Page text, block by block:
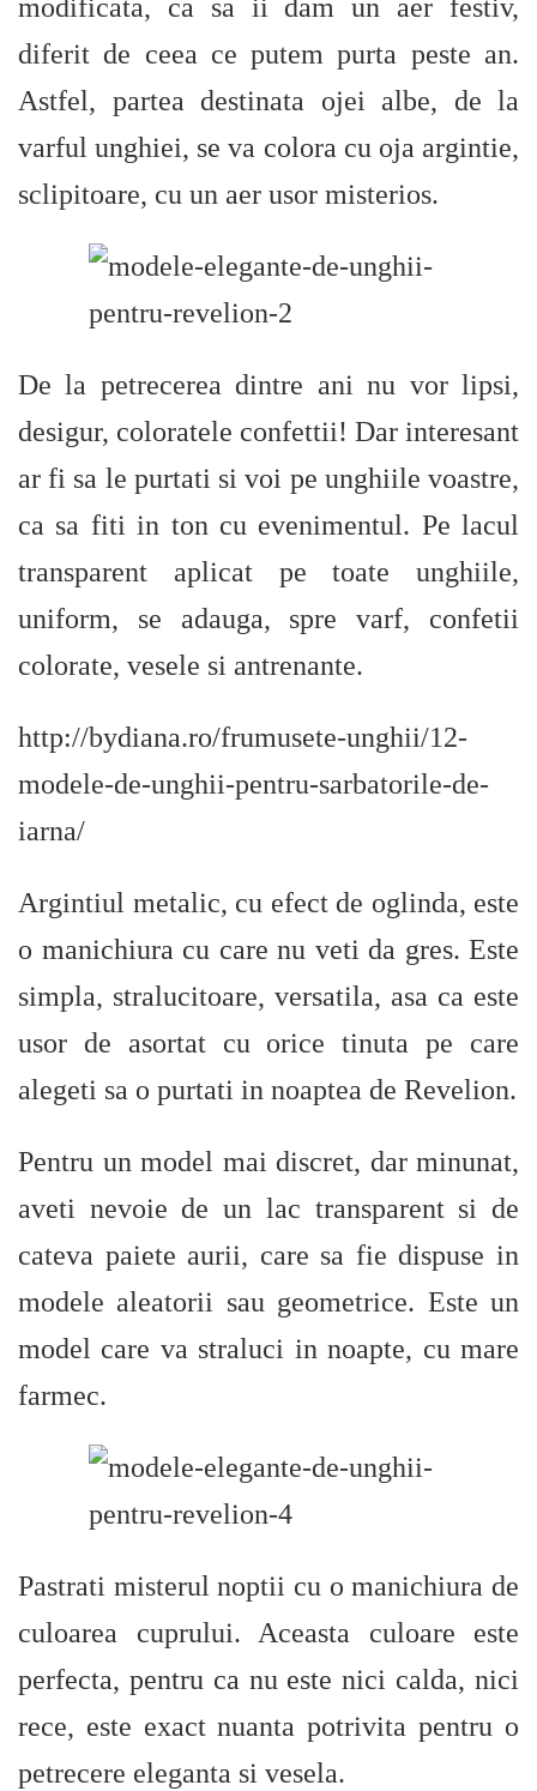
modificata, ca sa ii dam un aer festiv,
diferit de ceea ce putem purta peste an.
Astfel, partea destinata ojei albe, de la
varful unghiei, se va colora cu oja argintie,
sclipitoare, cu un aer usor misterios.
De la petrecerea dintre ani nu vor lipsi,
desigur, coloratele confettii! Dar interesant
ar fi sa le purtati si voi pe unghiile voastre,
ca sa fiti in ton cu evenimentul. Pe lacul
transparent aplicat pe toate unghiile,
uniform, se adauga, spre varf, confetii
colorate, vesele si antrenante.
http://bydiana.ro/frumusete-unghii/12-
modele-de-unghii-pentru-sarbatorile-de-
iarna/
Argintiul metalic, cu efect de oglinda, este
o manichiura cu care nu veti da gres. Este
simpla, stralucitoare, versatila, asa ca este
usor de asortat cu orice tinuta pe care
alegeti sa o purtati in noaptea de Revelion.
Pentru un model mai discret, dar minunat,
aveti nevoie de un lac transparent si de
cateva paiete aurii, care sa fie dispuse in
modele aleatorii sau geometrice. Este un
model care va straluci in noapte, cu mare
farmec.
Pastrati misterul noptii cu o manichiura de
culoarea cuprului. Aceasta culoare este
perfecta, pentru ca nu este nici calda, nici
rece, este exact nuanta potrivita pentru o
petrecere eleganta si vesela.